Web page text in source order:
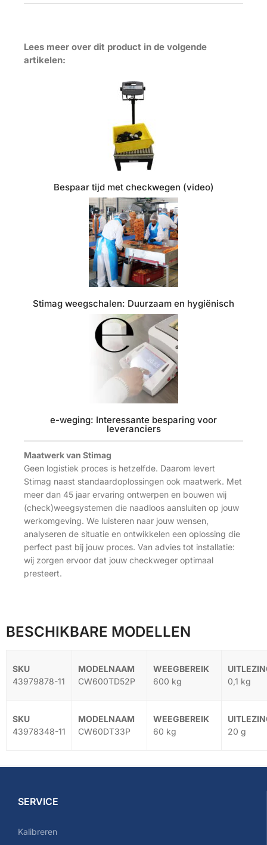
Lees meer over dit product in de volgende
artikelen:
Bespaar tijd met checkwegen (video)
Stimag weegschalen: Duurzaam en hygiënisch
e-weging: Interessante besparing voor
leveranciers
Maatwerk van Stimag
Geen logistiek proces is hetzelfde. Daarom levert
Stimag naast standaardoplossingen ook maatwerk. Met
meer dan 45 jaar ervaring ontwerpen en bouwen wij
(check)weegsystemen die naadloos aansluiten op jouw
werkomgeving. We luisteren naar jouw wensen,
analyseren de situatie en ontwikkelen een oplossing die
perfect past bij jouw proces. Van advies tot installatie:
wij zorgen ervoor dat jouw checkweger optimaal
presteert.
BESCHIKBARE MODELLEN
43979878-11 CW600TD52P 600 kg 0,1 kg
43978348-11 CW60DT33P 60 kg 20 g
SERVICE
Kalibreren